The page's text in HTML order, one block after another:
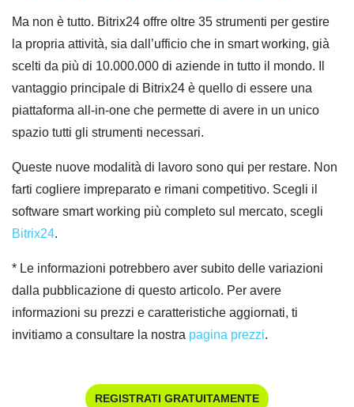
Ma non è tutto. Bitrix24 offre oltre 35 strumenti per gestire
la propria attività, sia dall’ufficio che in smart working, già
scelti da più di 10.000.000 di aziende in tutto il mondo. Il
vantaggio principale di Bitrix24 è quello di essere una
piattaforma all-in-one che permette di avere in un unico
spazio tutti gli strumenti necessari.
Queste nuove modalità di lavoro sono qui per restare. Non
farti cogliere impreparato e rimani competitivo. Scegli il
software smart working più completo sul mercato, scegli
Bitrix24.
* Le informazioni potrebbero aver subito delle variazioni
dalla pubblicazione di questo articolo. Per avere
informazioni su prezzi e caratteristiche aggiornati, ti
invitiamo a consultare la nostra pagina prezzi.
REGISTRATI GRATUITAMENTE